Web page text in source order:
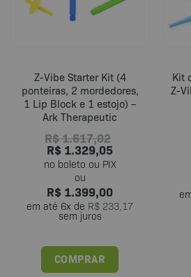
Z-Vibe Starter Kit (4
ponteiras, 2 mordedores,
1 Lip Block e 1 estojo) –
Ark Therapeutic
R$1.617,02
R$ 1.329,05
R$ 1.399,00
em até 6x de R$ 233,17
sem juros
COMPRAR
Kit
Z-